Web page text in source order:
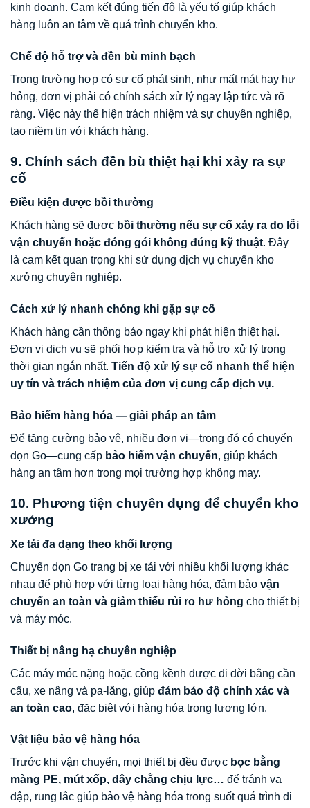
kinh doanh. Cam kết đúng tiến độ là yếu tố giúp khách
hàng luôn an tâm về quá trình chuyển kho.
Chế độ hỗ trợ và đền bù minh bạch
Trong trường hợp có sự cố phát sinh, như mất mát hay hư
hỏng, đơn vị phải có chính sách xử lý ngay lập tức và rõ
ràng. Việc này thể hiện trách nhiệm và sự chuyên nghiệp,
tạo niềm tin với khách hàng.
9. Chính sách đền bù thiệt hại khi xảy ra sự
cố
Điều kiện được bồi thường
Khách hàng sẽ được bồi thường nếu sự cố xảy ra do lỗi
vận chuyển hoặc đóng gói không đúng kỹ thuật. Đây
là cam kết quan trọng khi sử dụng dịch vụ chuyển kho
xưởng chuyên nghiệp.
Cách xử lý nhanh chóng khi gặp sự cố
Khách hàng cần thông báo ngay khi phát hiện thiệt hại.
Đơn vị dịch vụ sẽ phối hợp kiểm tra và hỗ trợ xử lý trong
thời gian ngắn nhất. Tiến độ xử lý sự cố nhanh thể hiện
uy tín và trách nhiệm của đơn vị cung cấp dịch vụ.
Bảo hiểm hàng hóa — giải pháp an tâm
Để tăng cường bảo vệ, nhiều đơn vị—trong đó có chuyển
dọn Go—cung cấp bảo hiểm vận chuyển, giúp khách
hàng an tâm hơn trong mọi trường hợp không may.
10. Phương tiện chuyên dụng để chuyển kho
xưởng
Xe tải đa dạng theo khối lượng
Chuyển dọn Go trang bị xe tải với nhiều khối lượng khác
nhau để phù hợp với từng loại hàng hóa, đảm bảo vận
chuyển an toàn và giảm thiểu rủi ro hư hỏng cho thiết bị
và máy móc.
Thiết bị nâng hạ chuyên nghiệp
Các máy móc nặng hoặc cồng kềnh được di dời bằng cần
cẩu, xe nâng và pa-lăng, giúp đảm bảo độ chính xác và
an toàn cao, đặc biệt với hàng hóa trọng lượng lớn.
Vật liệu bảo vệ hàng hóa
Trước khi vận chuyển, mọi thiết bị đều được bọc bằng
màng PE, mút xốp, dây chằng chịu lực… để tránh va
đập, rung lắc giúp bảo vệ hàng hóa trong suốt quá trình di